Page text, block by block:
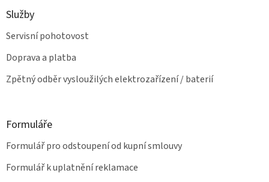
Služby
Servisní pohotovost
Doprava a platba
Zpětný odběr vysloužilých elektrozařízení / baterií
Formuláře
Formulář pro odstoupení od kupní smlouvy
Formulář k uplatnění reklamace